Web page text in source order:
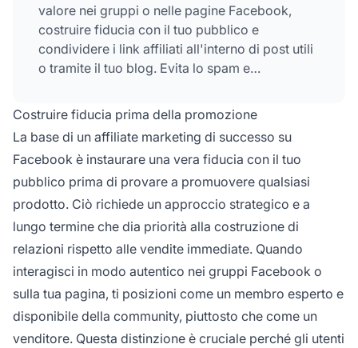
valore nei gruppi o nelle pagine Facebook,
costruire fiducia con il tuo pubblico e
condividere i link affiliati all'interno di post utili
o tramite il tuo blog. Evita lo spam e
Costruire fiducia prima della promozione
La base di un affiliate marketing di successo su
Facebook è instaurare una vera fiducia con il tuo
pubblico prima di provare a promuovere qualsiasi
prodotto. Ciò richiede un approccio strategico e a
lungo termine che dia priorità alla costruzione di
relazioni rispetto alle vendite immediate. Quando
interagisci in modo autentico nei gruppi Facebook o
sulla tua pagina, ti posizioni come un membro esperto e
disponibile della community, piuttosto che come un
venditore. Questa distinzione è cruciale perché gli utenti